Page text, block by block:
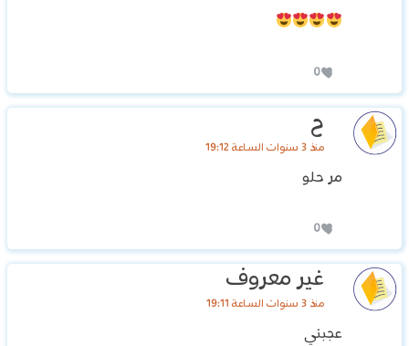
0
ح
منذ 3 سنوات الساعة 19:12
مر حلو
0
غير معروف
منذ 3 سنوات الساعة 19:11
عجبني